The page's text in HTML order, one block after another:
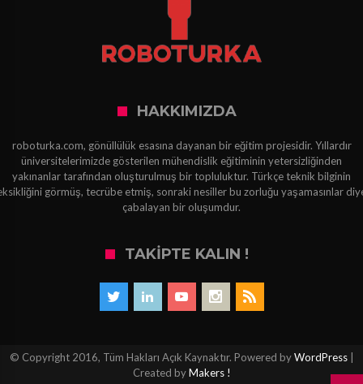
HAKKIMIZDA
roboturka.com, gönüllülük esasına dayanan bir eğitim projesidir. Yıllardır
üniversitelerimizde gösterilen mühendislik eğitiminin yetersizliğinden
yakınanlar tarafından oluşturulmuş bir topluluktur. Türkçe teknik bilginin
görmüş, tecrübe etmiş, sonraki nesiller bu zorluğu yaşamasınlar
çabalayan bir oluşumdur.
TAKIPTE KALIN !
© Copyright 2016, Tüm Hakları Açık Kaynaktır. Powered byWordPress|
Created byMakers !